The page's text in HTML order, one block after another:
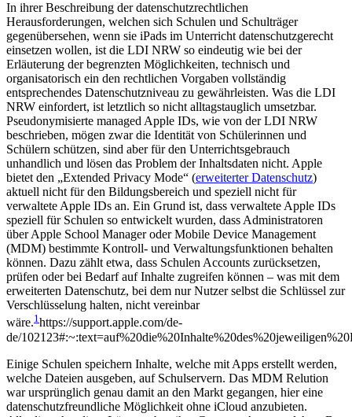
In ihrer Beschreibung der datenschutzrechtlichen
Herausforderungen, welchen sich Schulen und Schulträger
gegenübersehen, wenn sie iPads im Unterricht datenschutzgerecht
einsetzen wollen, ist die LDI NRW so eindeutig wie bei der
Erläuterung der begrenzten Möglichkeiten, technisch und
organisatorisch ein den rechtlichen Vorgaben vollständig
entsprechendes Datenschutzniveau zu gewährleisten. Was die LDI
NRW einfordert, ist letztlich so nicht alltagstauglich umsetzbar.
Pseudonymisierte managed Apple IDs, wie von der LDI NRW
beschrieben, mögen zwar die Identität von Schülerinnen und
Schülern schützen, sind aber für den Unterrichtsgebrauch
unhandlich und lösen das Problem der Inhaltsdaten nicht. Apple
bietet den „Extended Privacy Mode“ (erweiterter Datenschutz)
aktuell nicht für den Bildungsbereich und speziell nicht für
verwaltete Apple IDs an. Ein Grund ist, dass verwaltete Apple IDs
speziell für Schulen so entwickelt wurden, dass Administratoren
über Apple School Manager oder Mobile Device Management
(MDM) bestimmte Kontroll- und Verwaltungsfunktionen behalten
können. Dazu zählt etwa, dass Schulen Accounts zurücksetzen,
prüfen oder bei Bedarf auf Inhalte zugreifen können – was mit dem
erweiterten Datenschutz, bei dem nur Nutzer selbst die Schlüssel zur
Verschlüsselung halten, nicht vereinbar
wäre.1https://support.apple.com/de-
de/
Einige Schulen speichern Inhalte, welche mit Apps erstellt werden,
welche Dateien ausgeben, auf Schulservern. Das MDM Relution
war ursprünglich genau damit an den Markt gegangen, hier eine
datenschutzfreundliche Möglichkeit ohne iCloud anzubieten.